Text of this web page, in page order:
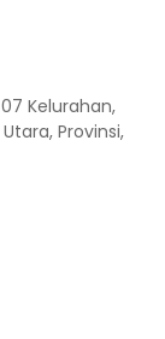
Kelurahan,
Provinsi,